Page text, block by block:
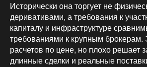
Исторически она торгует не
деривативами, а требования к
капиталу и инфраструктуре
требованиями к крупным брокерам.
расчетов по цене, но плохо решает
длинные сделки и реальные